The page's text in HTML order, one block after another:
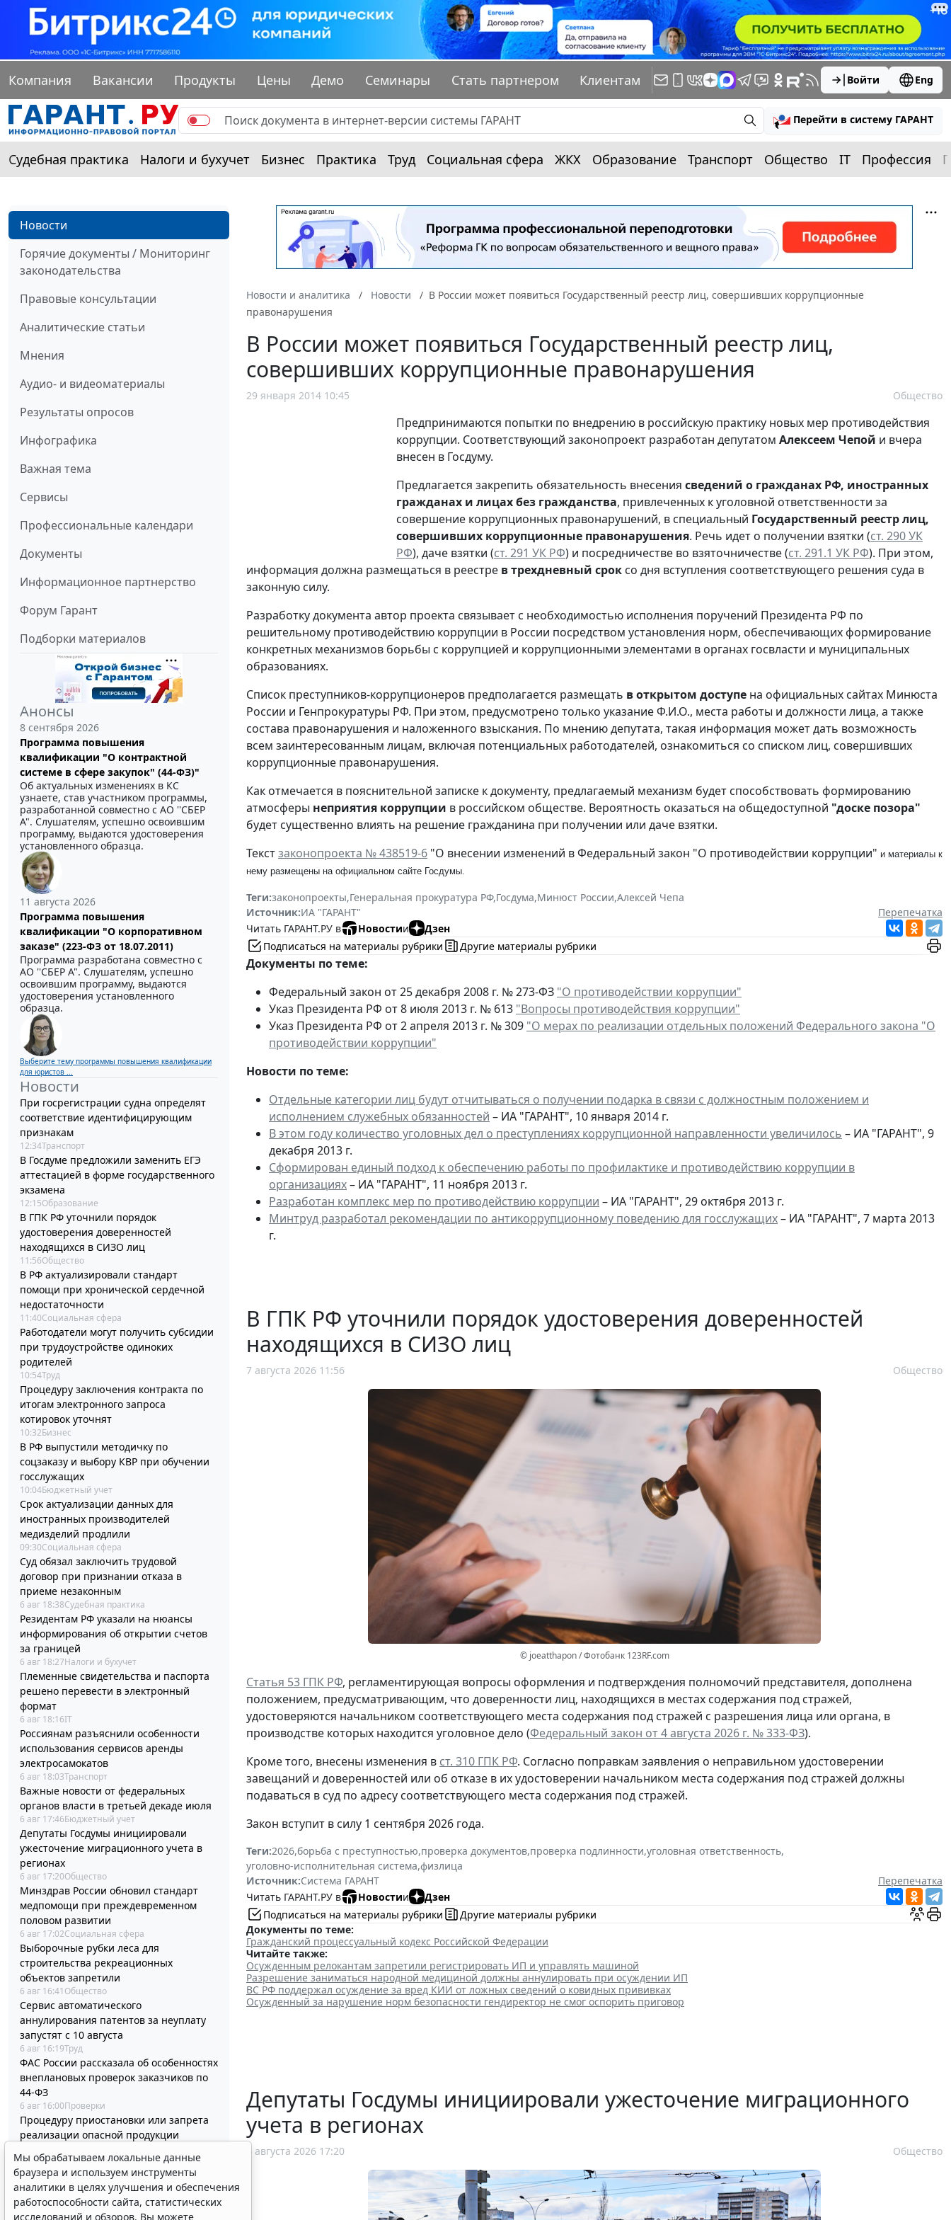
Компания Вакансии Продукты Цены Демо Семинары Стать партнером Клиентам Войти Eng
Перейти в систему ГАРАНТ
Судебная практика Налоги и бухучет Бизнес Практика Труд Социальная сфера ЖКХ Образование Транспорт Общество IT Профессия
Новости
Горячие документы / Мониторинг
законодательства
Правовые консультации
Аналитические статьи
Мнения
Аудио- и видеоматериалы
Результаты опросов
Инфографика
Важная тема
Сервисы
Профессиональные календари
Документы
Информационное партнерство
Форум Гарант
Подборки материалов
Анонсы
8 сентября 2026
Программа повышения
квалификации "О контрактной
системе в сфере закупок" (44-ФЗ)"
Об актуальных изменениях в КС
узнаете, став участником программы,
разработанной совместно с АО ''СБЕР
А". Слушателям, успешно освоившим
программу, выдаются удостоверения
установленного образца.
11 августа 2026
Программа повышения
квалификации "О корпоративном
заказе" (223-ФЗ от 18.07.2011)
Программа разработана совместно с
АО ''СБЕР А". Слушателям, успешно
освоившим программу, выдаются
удостоверения установленного
образца.
Выберите тему программы повышения квалификации
для юристов ...
Новости
При госрегистрации судна определят
соответствие идентифицирующим
признакам
12:34Транспорт
В Госдуме предложили заменить ЕГЭ
аттестацией в форме государственного
экзамена
12:15Образование
В ГПК РФ уточнили порядок
удостоверения доверенностей
находящихся в СИЗО лиц
11:56Общество
В РФ актуализировали стандарт
помощи при хронической сердечной
недостаточности
11:40Социальная сфера
Работодатели могут получить субсидии
при трудоустройстве одиноких
родителей
10:54Труд
Процедуру заключения контракта по
итогам электронного запроса
котировок уточнят
10:32Бизнес
В РФ выпустили методичку по
соцзаказу и выбору КВР при обучении
госслужащих
10:04Бюджетный учет
Срок актуализации данных для
иностранных производителей
медизделий продлили
09:30Социальная сфера
Суд обязал заключить трудовой
договор при признании отказа в
приеме незаконным
6 авг 18:38Судебная практика
Резидентам РФ указали на нюансы
информирования об открытии счетов
за границей
6 авг 18:27Налоги и бухучет
Племенные свидетельства и паспорта
решено перевести в электронный
формат
6 авг 18:16IT
Россиянам разъяснили особенности
использования сервисов аренды
электросамокатов
6 авг 18:03Транспорт
Важные новости от федеральных
органов власти в третьей декаде июля
6 авг 17:46Бюджетный учет
Депутаты Госдумы инициировали
ужесточение миграционного учета в
регионах
6 авг 17:20Общество
Минздрав России обновил стандарт
медпомощи при преждевременном
половом развитии
6 авг 17:02Социальная сфера
Выборочные рубки леса для
строительства рекреационных
объектов запретили
6 авг 16:41 Общество
Сервис автоматического
аннулирования патентов за неуплату
запустят с 10 августа
6 авг 16:19Труд
ФАС России рассказала об особенностях
внеплановых проверок заказчиков по
44-ФЗ
6 авг 16:00Проверки
Процедуру приостановки или запрета
реализации опасной продукции
6 авг 15:39Бизнес
ФНС России планирует урегулировать
экстерриториальный порядок
рассмотрения жалоб
Новости и аналитика Новости
В России может появиться Государственный реестр лиц, совершивших коррупционные
правонарушения
В России может появиться Государственный реестр лиц,
совершивших коррупционные правонарушения
29 января 2014 10:45 Общество
Предпринимаются попытки по внедрению в российскую практику новых мер противодействия
коррупции. Соответствующий законопроект разработан депутатом Алексеем Чепой и вчера
внесен в Госдуму.
Предлагается закрепить обязательность внесения сведений о гражданах РФ, иностранных
гражданах и лицах без гражданства, привлеченных к уголовной ответственности за
совершение коррупционных правонарушений, в специальный Государственный реестр лиц,
совершивших коррупционные правонарушения. Речь идет о получении взятки (ст. 290 УК
РФ), даче взятки (ст. 291 УК РФ) и посредничестве во взяточничестве (ст. 291.1 УК РФ). При этом,
информация должна размещаться в реестре в трехдневный срок со дня вступления соответствующего решения суда в
законную силу.
Разработку документа автор проекта связывает с необходимостью исполнения поручений Президента РФ по
решительному противодействию коррупции в России посредством установления норм, обеспечивающих формирование
конкретных механизмов борьбы с коррупцией и коррупционными элементами в органах госвласти и муниципальных
образованиях.
Список преступников-коррупционеров предполагается размещать в открытом доступе на официальных сайтах Минюста
России и Генпрокуратуры РФ. При этом, предусмотрено только указание Ф.И.О., места работы и должности лица, а также
состава правонарушения и наложенного взыскания. По мнению депутата, такая информация может дать возможность
всем заинтересованным лицам, включая потенциальных работодателей, ознакомиться со списком лиц, совершивших
коррупционные правонарушения.
Как отмечается в пояснительной записке к документу, предлагаемый механизм будет способствовать формированию
атмосферы неприятия коррупции в российском обществе. Вероятность оказаться на общедоступной "доске позора"
будет существенно влиять на решение гражданина при получении или даче взятки.
Текстзаконопроекта № 438519-6 "О внесении изменений в Федеральный закон "О противодействии коррупции" и материалы к
нему размещены на официальном сайте Госдумы.
Теги:законопроекты,Генеральная прокуратура РФ,Госдума,Минюст России,Алексей Чепа
Источник:ИА "ГАРАНТ"
Перепечатка
Читать ГАРАНТ.РУ в
Новостии
Дзен
Подписаться на материалы рубрики
Другие материалы рубрики
Документы по теме:
Федеральный закон от 25 декабря 2008 г. № 273-ФЗ "О противодействии коррупции"
Указ Президента РФ от 8 июля 2013 г. № 613 "Вопросы противодействия коррупции"
Указ Президента РФ от 2 апреля 2013 г. № 309 "О мерах по реализации отдельных положений Федерального закона "О
противодействии коррупции"
Новости по теме:
Отдельные категории лиц будут отчитываться о получении подарка в связи с должностным положением и
исполнением служебных обязанностей – ИА "ГАРАНТ", 10 января 2014 г.
В этом году количество уголовных дел о преступлениях коррупционной направленности увеличилось – ИА "ГАРАНТ", 9
декабря 2013 г.
Сформирован единый подход к обеспечению работы по профилактике и противодействию коррупции в
организациях– ИА "ГАРАНТ", 11 ноября 2013 г.
Разработан комплекс мер по противодействию коррупции – ИА "ГАРАНТ", 29 октября 2013 г.
Минтруд разработал рекомендации по антикоррупционному поведению для госслужащих– ИА "ГАРАНТ", 7 марта 2013
г.
В ГПК РФ уточнили порядок удостоверения доверенностей
находящихся в СИЗО лиц
7 августа 2026 11:56 Общество
© joeatthapon / Фотобанк 123RF.com
Статья 53 ГПК РФ, регламентирующая вопросы оформления и подтверждения полномочий представителя, дополнена
положением, предусматривающим, что доверенности лиц, находящихся в местах содержания под стражей,
удостоверяются начальником соответствующего места содержания под стражей с разрешения лица или органа, в
производстве которых находится уголовное дело (Федеральный закон от 4 августа 2026 г. № 333-ФЗ).
Кроме того, внесены изменения в ст. 310 ГПК РФ. Согласно поправкам заявления о неправильном удостоверении
завещаний и доверенностей или об отказе в их удостоверении начальником места содержания под стражей должны
подаваться в суд по адресу соответствующего места содержания под стражей.
Закон вступит в силу 1 сентября 2026 года.
Теги:2026,борьба с преступностью,проверка документов,проверка подлинности,уголовная ответственность,
уголовно-исполнительная система,физлица
Источник:Система ГАРАНТ
Перепечатка
Читать ГАРАНТ.РУ в
Новостии
Дзен
Подписаться на материалы рубрики
Другие материалы рубрики
Документы по теме:
Гражданский процессуальный кодекс Российской Федерации
Читайте также:
Осужденным релокантам запретили регистрировать ИП и управлять машиной
Разрешение заниматься народной медициной должны аннулировать при осуждении ИП
ВС РФ поддержал осуждение за вред КИИ от ложных сведений о ковидных прививках
Осужденный за нарушение норм безопасности гендиректор не смог оспорить приговор
Депутаты Госдумы инициировали ужесточение миграционного
учета в регионах
6 августа 2026 17:20 Общество
Мы обрабатываем локальные данные
браузера и используем инструменты
аналитики в целях улучшения и обеспечения
работоспособности сайта, статистических
исследований и обзоров. Вы можете